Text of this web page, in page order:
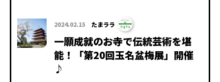
2024.02.15 たまララ
一願成就のお寺で伝統芸術を堪
能！「第20回玉名盆梅展」開催
♪